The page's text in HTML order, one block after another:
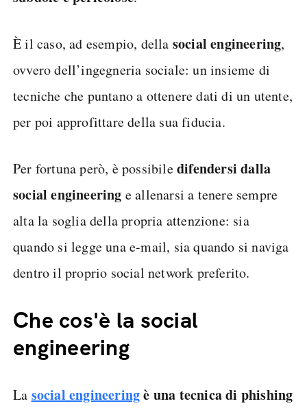
È il caso, ad esempio, della social engineering,
ovvero dell’ingegneria sociale: un insieme di
tecniche che puntano a ottenere dati di un utente,
per poi approfittare della sua fiducia.
Per fortuna però, è possibiledifendersi dalla
social engineering e allenarsi a tenere sempre
alta la soglia della propria attenzione: sia
quando si legge una e-mail, sia quando si naviga
dentro il proprio social network preferito.
Che cos'è la social
engineering
La social engineeringè una tecnica di phishing